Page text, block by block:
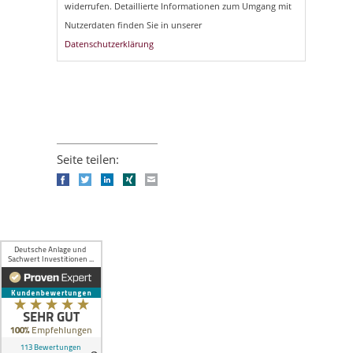
widerrufen. Detaillierte Informationen zum Umgang mit
Nutzerdaten finden Sie in unserer
Datenschutzerklärung
Seite teilen:
FacebookTwitterLinkedIn
Xing